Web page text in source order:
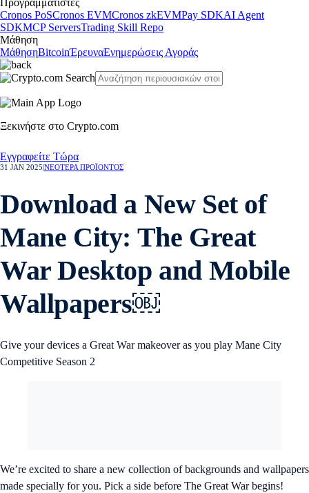
Προγραμματιστές
Cronos PoSCronos EVMCronos zkEVMPay SDKAI Agent
SDKMCP ServersTrading Skill Repo
Μάθηση
ΜάθησηBitcoinΈρευναΕνημερώσεις Αγοράς
Ξεκινήστε στο Crypto.com
Εγγραφείτε Τώρα
31 JAN 2025 ΝΕΟΤΕΡΑ ΠΡΟΪΟΝΤΟΣ
Download a New Set of
Mane City: The Great
War Desktop and Mobile
Wallpapers￼
Give your devices a Great War makeover as you play Mane City
Competitive Season 2
We’re excited to share a new collection of backgrounds and wallpapers
made specially for you. Pick a side before The Great War begins!